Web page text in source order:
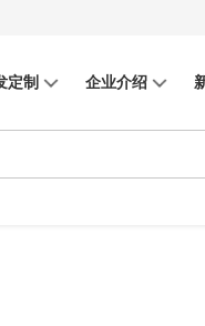
定制 企业介绍